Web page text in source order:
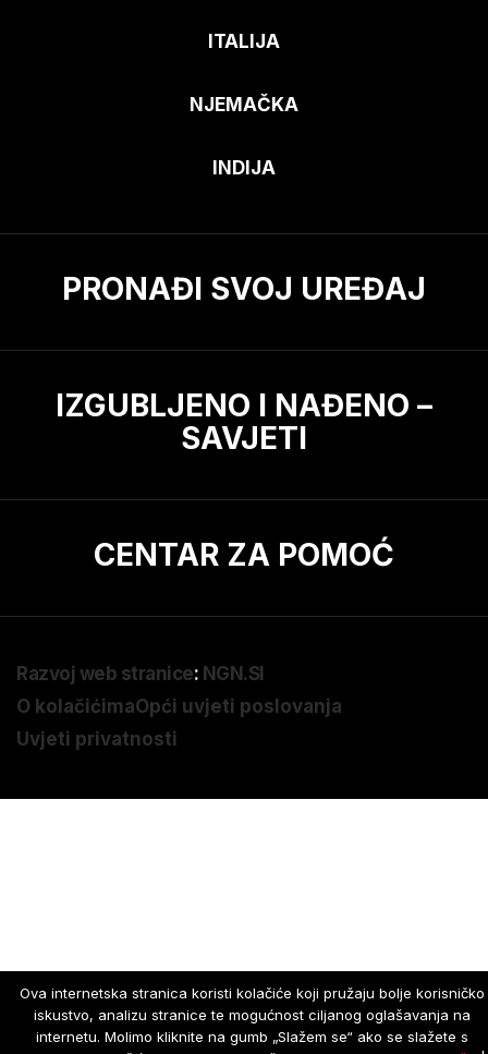
ITALIJA
NJEMAČKA
INDIJA
PRONAĐI SVOJ UREĐAJ
IZGUBLJENO I NAĐENO –
SAVJETI
CENTAR ZA POMOĆ
Razvoj web stranice: NGN.SI
O kolačićimaOpći uvjeti poslovanja
Uvjeti privatnosti
Ova internetska stranica koristi kolačiće koji pružaju bolje korisničko
iskustvo, analizu stranice te mogućnost ciljanog oglašavanja na
internetu. Molimo kliknite na gumb „Slažem se“ ako se slažete s